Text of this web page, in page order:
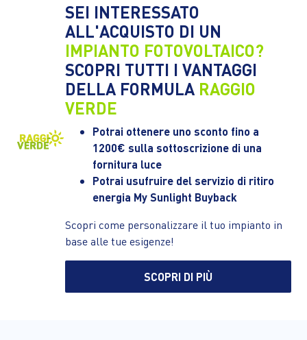
SEI INTERESSATO
ALL'ACQUISTO DI UN
IMPIANTO FOTOVOLTAICO?
SCOPRI TUTTI I VANTAGGI
DELLA FORMULA RAGGIO
VERDE
Potrai ottenere uno sconto fino a
1200€ sulla sottoscrizione di una
fornitura luce
Potrai usufruire del servizio di ritiro
energia My Sunlight Buyback
Scopri come personalizzare il tuo impianto in
base alle tue esigenze!
SCOPRI DI PIÙ